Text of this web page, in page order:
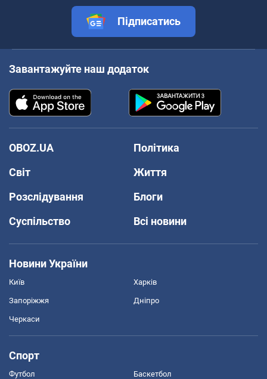
Підписатись
Завантажуйте наш додаток
OBOZ.UA
Політика
Світ
Життя
Розслідування
Блоги
Суспільство
Всі новини
Новини України
Київ Харків
Запоріжжя Дніпро
Черкаси
Спорт
Футбол Баскетбол